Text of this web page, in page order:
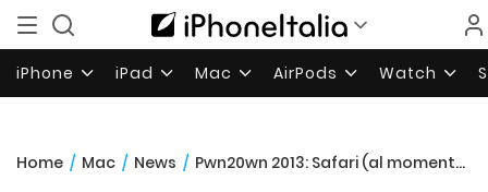
iPhone iPad Mac AirPods Watch
Home / Mac / News / Pwn20wn 2013: Safari (al momento) impenetrabile agli attacchi hacker